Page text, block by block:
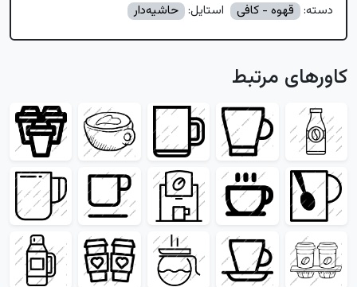
دسته: قهوه - کافی استایل: حاشیه‌دار
کاورهای مرتبط